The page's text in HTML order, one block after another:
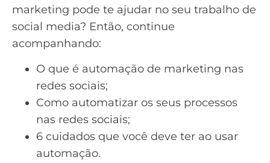
marketing pode te ajudar no seu trabalho de
social media? Então, continue
acompanhando:
O que é automação de marketing nas
redes sociais;
Como automatizar os seus processos
nas redes sociais;
6 cuidados que você deve ter ao usar
automação.